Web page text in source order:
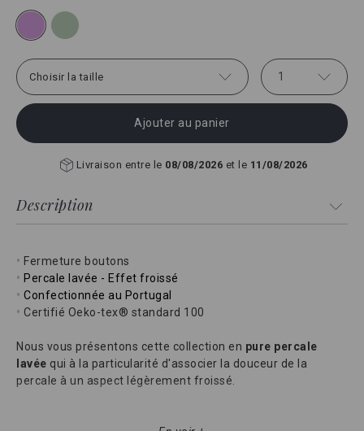
Choisir la taille 1
Ajouter au panier
Livraison entre le 08/08/2026 et le 11/08/2026
Description
• Fermeture boutons
• Percale lavée - Effet froissé
• Confectionnée au Portugal
• Certifié Oeko-tex® standard 100
Nous vous présentons cette collection en pure percale
lavée qui à la particularité d'associer la douceur de la
percale à un aspect légèrement froissé.